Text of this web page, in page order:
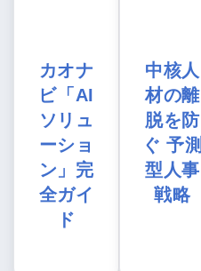
カオナ
ビ「AI
ソリュ
ーショ
ン」完
全ガイ
ド
中核人
材の離
脱を防
ぐ 予測
型人事
戦略